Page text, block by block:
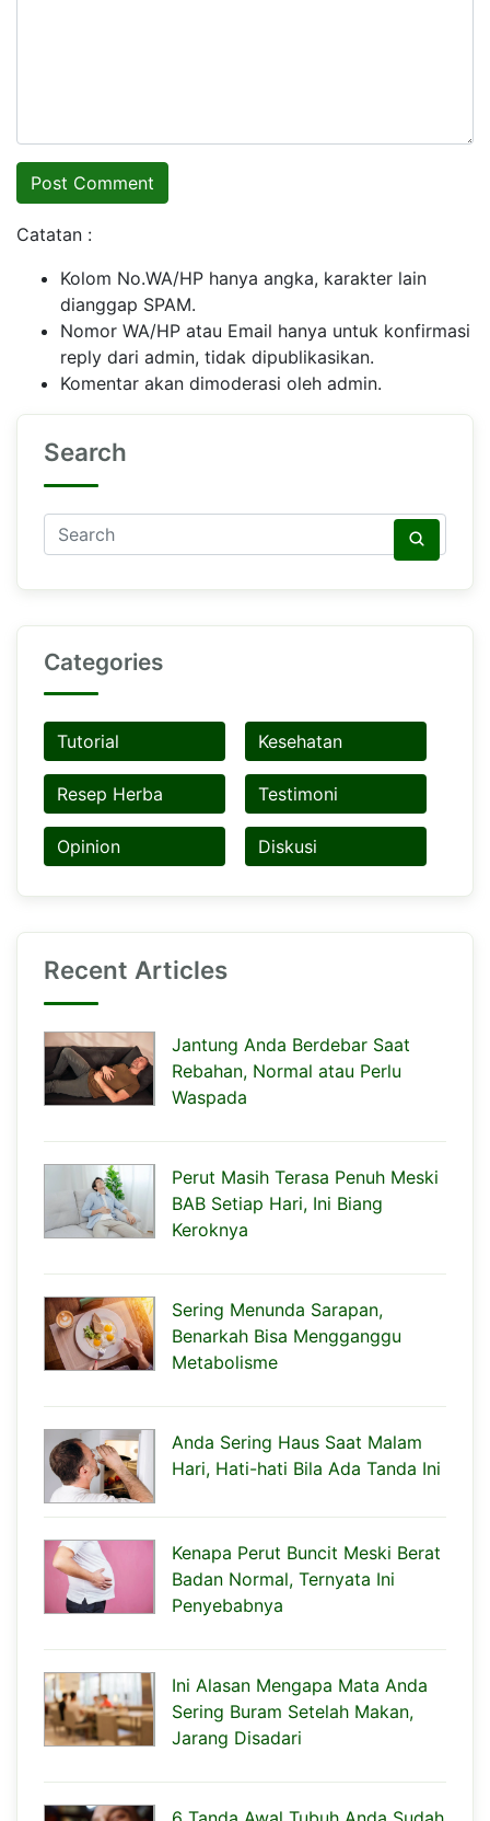
Catatan :
Kolom No.WA/HP hanya angka, karakter lain
dianggap SPAM.
Nomor WA/HP atau Email hanya untuk konfirmasi
reply dari admin, tidak dipublikasikan.
Komentar akan dimoderasi oleh admin.
Search
Categories
Tutorial Kesehatan
Resep Herba Testimoni
Opinion Diskusi
Recent Articles
Jantung Anda Berdebar Saat
Rebahan, Normal atau Perlu
Waspada
Perut Masih Terasa Penuh Meski
BAB Setiap Hari, Ini Biang
Keroknya
Sering Menunda Sarapan,
Benarkah Bisa Mengganggu
Metabolisme
Anda Sering Haus Saat Malam
Hari, Hati-hati Bila Ada Tanda Ini
Kenapa Perut Buncit Meski Berat
Badan Normal, Ternyata Ini
Penyebabnya
Ini Alasan Mengapa Mata Anda
Sering Buram Setelah Makan,
Jarang Disadari